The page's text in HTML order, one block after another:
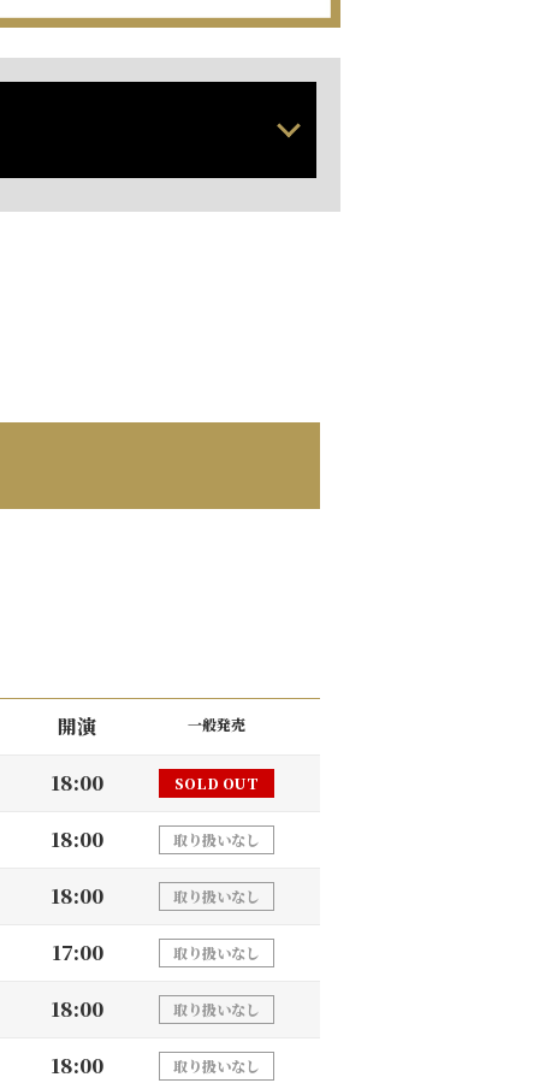
開演 一般発売
18:00 SOLD OUT
18:00 取り扱いなし
18:00 取り扱いなし
17:00 取り扱いなし
18:00 取り扱いなし
18:00 取り扱いなし